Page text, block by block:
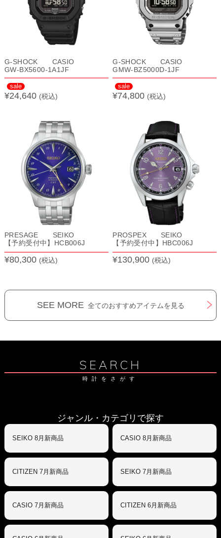
G-SHOCK CASIO
GW-BX5600-1A1JF
sale
¥24,640 (税込)
G-SHOCK CASIO
GMW-BZ5000D-1JF
sale
¥74,800 (税込)
PRESAGE SEIKO
【予約受付中】HCB006J
¥80,300 (税込)
PROSPEX SEIKO
【予約受付中】HBC006J
¥130,900 (税込)
SEE MORE 全てのおすすめアイテムを見る
SEARCH
時計をさがす
ジャンル・カテゴリで探す
SEIKO 8月新商品 CASIO 8月新商品
CITIZEN 7月新商品 SEIKO 7月新商品
CASIO 7月新商品 CITIZEN 6月新商品